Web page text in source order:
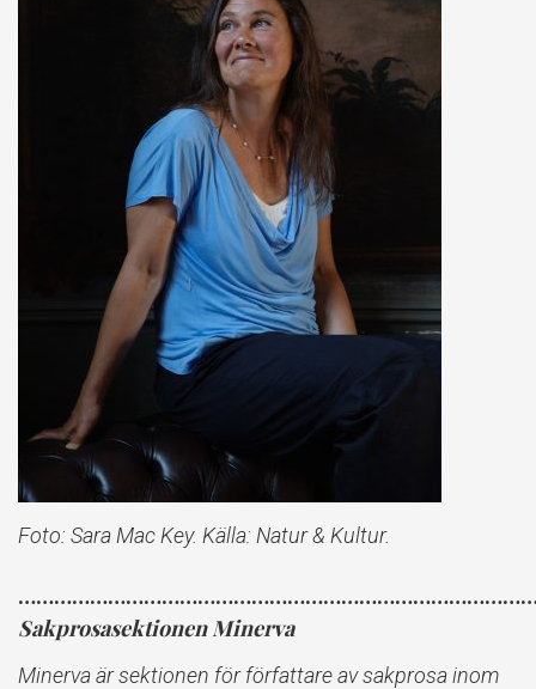
Foto: Sara Mac Key. Källa: Natur & Kultur.
Sakprosasektionen Minerva
Minerva är sektionen för författare av sakprosa inom